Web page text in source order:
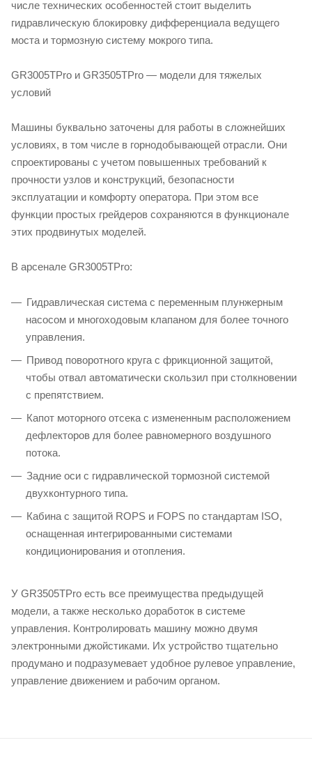
числе технических особенностей стоит выделить
гидравлическую блокировку дифференциала ведущего
моста и тормозную систему мокрого типа.
GR3005TPro и GR3505TPro — модели для тяжелых
условий
Машины буквально заточены для работы в сложнейших
условиях, в том числе в горнодобывающей отрасли. Они
спроектированы с учетом повышенных требований к
прочности узлов и конструкций, безопасности
эксплуатации и комфорту оператора. При этом все
функции простых грейдеров сохраняются в функционале
этих продвинутых моделей.
В арсенале GR3005TPro:
Гидравлическая система с переменным плунжерным
насосом и многоходовым клапаном для более точного
управления.
Привод поворотного круга с фрикционной защитой,
чтобы отвал автоматически скользил при столкновении
с препятствием.
Капот моторного отсека с измененным расположением
дефлекторов для более равномерного воздушного
потока.
Задние оси с гидравлической тормозной системой
двухконтурного типа.
Кабина с защитой ROPS и FOPS по стандартам ISO,
оснащенная интегрированными системами
кондиционирования и отопления.
У GR3505TPro есть все преимущества предыдущей
модели, а также несколько доработок в системе
управления. Контролировать машину можно двумя
электронными джойстиками. Их устройство тщательно
продумано и подразумевает удобное рулевое управление,
управление движением и рабочим органом.